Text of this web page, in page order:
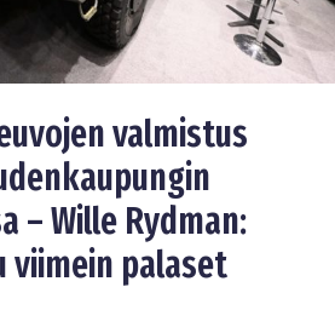
valmistus
– Wille Rydman:
viimein palaset